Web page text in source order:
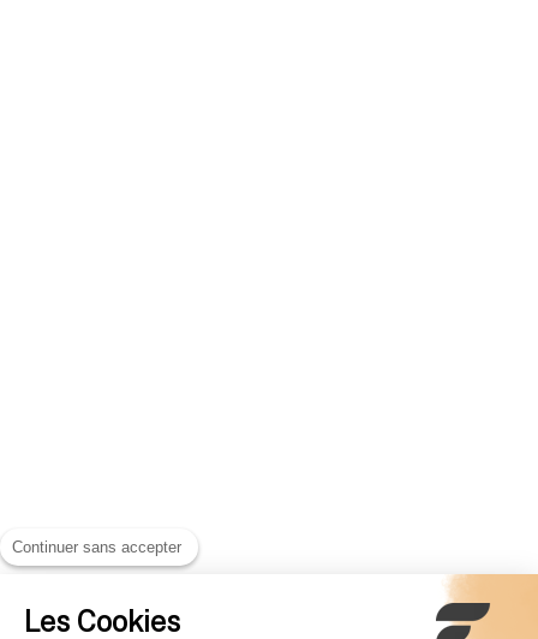
Continuer sans accepter
Les Cookies